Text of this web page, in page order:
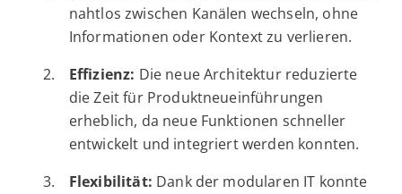
nahtlos zwischen Kanälen wechseln, ohne
Informationen oder Kontext zu verlieren.
Effizienz: Die neue Architektur reduzierte
die Zeit für Produktneueinführungen
erheblich, da neue Funktionen schneller
entwickelt und integriert werden konnten.
Flexibilität: Dank der modularen IT konnte